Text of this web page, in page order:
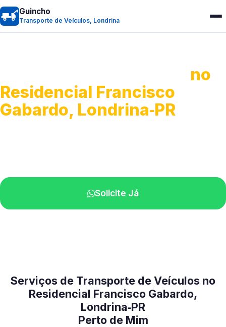
Guincho
Transporte de Veículos, Londrina
no
Residencial Francisco
Gabardo, Londrina‑PR
Solicite Já
Serviços de Transporte de Veículos no
Residencial Francisco Gabardo,
Londrina‑PR
Perto de Mim